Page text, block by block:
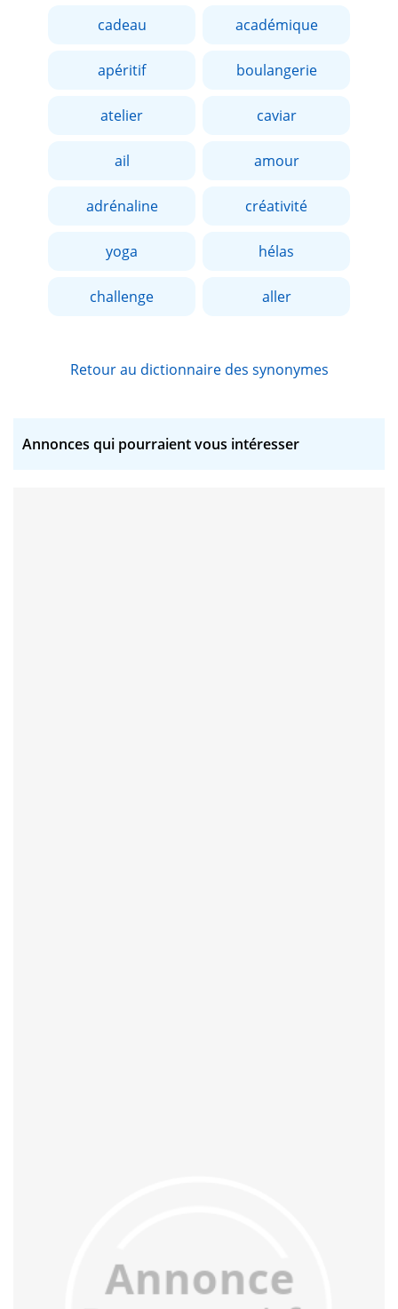
cadeau académique
apéritif boulangerie
atelier caviar
ail amour
adrénaline créativité
yoga hélas
challenge aller
Retour au dictionnaire des synonymes
Annonces qui pourraient vous intéresser